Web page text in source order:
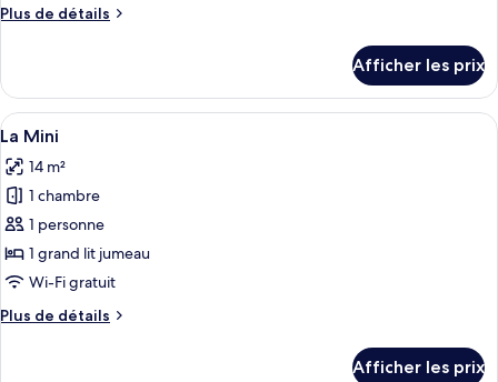
chambre :
Plus de détails
Plus
La
Grande
Afficher les prix
Afficher
toutes
les
photos
pour
ce
type
chambre :
Une chambre d’hôtel équipée d’un
4
La Mini
14 m²
1 chambre
1 personne
1 grand lit jumeau
Wi-Fi gratuit
Plus de détails
Plus
Afficher les prix